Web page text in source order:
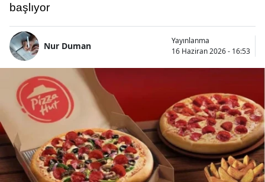
başlıyor
Nur Duman
Yayınlanma
16 Haziran 2026 - 16:53